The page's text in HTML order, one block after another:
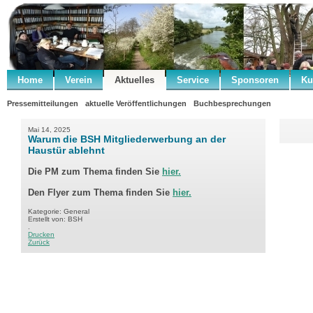
Home Verein Aktuelles Service Sponsoren
Pressemitteilungen aktuelle Veröffentlichungen Buchbesprechungen
Mai 14, 2025
Warum die BSH Mitgliederwerbung an der
Haustür ablehnt
Die PM zum Thema finden Sie hier.
Den Flyer zum Thema finden Sie hier.
Kategorie: General
Erstellt von: BSH
Drucken
Zurück